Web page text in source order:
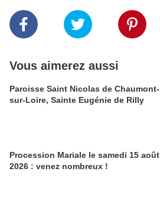
Vous aimerez aussi
Paroisse Saint Nicolas de Chaumont-
sur-Loire, Sainte Eugénie de Rilly
Procession Mariale le samedi 15 août
2026 : venez nombreux !